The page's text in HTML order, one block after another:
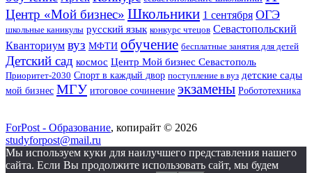
Центр «Мой бизнес» Школьники 1 сентября ОГЭ
школьные каникулы русский язык конкурс чтецов Севастопольский
Кванториум вуз МФТИ обучение бесплатные занятия для детей
Детский сад космос Центр Мой бизнес Севастополь
Приоритет-2030 Спорт в каждый двор поступление в вуз детские сады
мой бизнес МГУ итоговое сочинение экзамены Робототехника
ForPost - Образование, копирайт © 2026
studyforpost@mail.ru
Мы используем куки для наилучшего представления нашего
сайта. Если Вы продолжите использовать сайт, мы будем